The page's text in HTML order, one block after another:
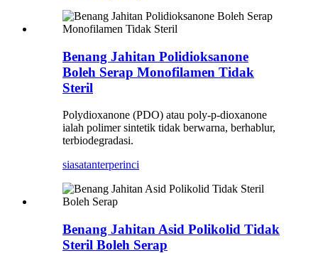
Benang Jahitan Polidioksanone
Boleh Serap Monofilamen Tidak
Steril
Polydioxanone (PDO) atau poly-p-dioxanone
ialah polimer sintetik tidak berwarna, berhablur,
terbiodegradasi.
siasatanterperinci
Benang Jahitan Asid Polikolid Tidak
Steril Boleh Serap